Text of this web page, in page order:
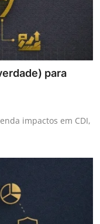
para
impactos em CDI,